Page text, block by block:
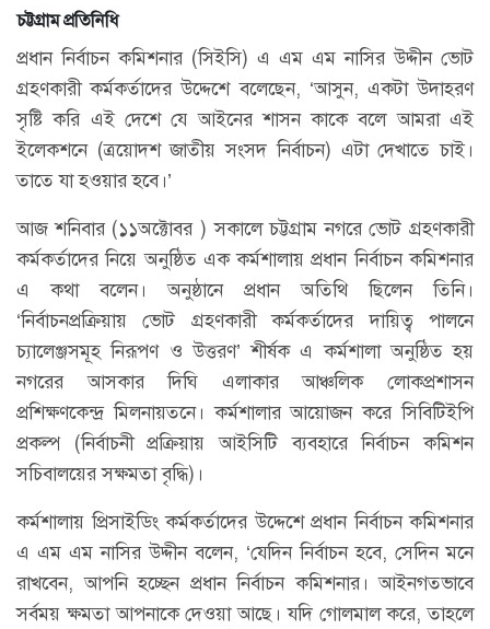
চট্টগ্রাম প্রতিনিধি
প্রধান নির্বাচন কমিশনার (সিইসি) এ এম এম নাসির উদ্দীন ভোট
গ্রহণকারী কর্মকর্তাদের উদ্দেশে বলেছেন, ‘আসুন, একটা উদাহরণ
সৃষ্টি করি এই দেশে যে আইনের শাসন কাকে বলে আমরা এই
ইলেকশনে (ত্রয়োদশ জাতীয় সংসদ নির্বাচন) এটা দেখাতে চাই।
তাতে যা হওয়ার হবে।’
আজ শনিবার (১১অক্টোবর ) সকালে চট্টগ্রাম নগরে ভোট গ্রহণকারী
কর্মকর্তাদের নিয়ে অনুষ্ঠিত এক কর্মশালায় প্রধান নির্বাচন কমিশনার
এ কথা বলেন। অনুষ্ঠানে প্রধান অতিথি ছিলেন তিনি।
‘নির্বাচনপ্রক্রিয়ায় ভোট গ্রহণকারী কর্মকর্তাদের দায়িত্ব পালনে
চ্যালেঞ্জসমূহ নিরূপণ ও উত্তরণ’ শীর্ষক এ কর্মশালা অনুষ্ঠিত হয়
নগরের আসকার দিঘি এলাকার আঞ্চলিক লোকপ্রশাসন
প্রশিক্ষণকেন্দ্র মিলনায়তনে। কর্মশালার আয়োজন করে সিবিটিইপি
প্রকল্প (নির্বাচনী প্রক্রিয়ায় আইসিটি ব্যবহারে নির্বাচন কমিশন
সচিবালয়ের সক্ষমতা বৃদ্ধি)।
কর্মশালায় প্রিসাইডিং কর্মকর্তাদের উদ্দেশে প্রধান নির্বাচন কমিশনার
এ এম এম নাসির উদ্দীন বলেন, ‘যেদিন নির্বাচন হবে, সেদিন মনে
রাখবেন, আপনি হচ্ছেন প্রধান নির্বাচন কমিশনার। আইনগতভাবে
সর্বময় ক্ষমতা আপনাকে দেওয়া আছে। যদি গোলমাল করে, তাহলে